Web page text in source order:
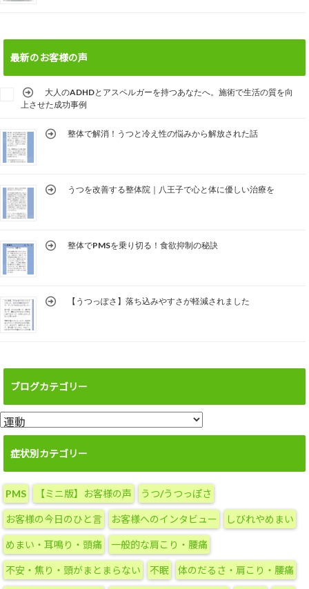
最新のお客様の声
大人のADHDとアスペルガーを持つあなたへ。施術で生活の質を向
上させた成功事例
整体で解消！うつと冷え性の悩みから解放された話
うつを改善する整体院｜八王子で心と体に優しい治療を
整体でPMSを乗り切る！食欲抑制の秘訣
【うつっぽさ】落ち込みやすさが軽減されました
ブログカテゴリー
ブ
ロ
カ
テ
ゴ
リ
ー
症状別カテゴリー
PMS 【ミニ版】お客様の声 うつ/うつっぽさ
お客様の今日のひと言 お客様へのインタビュー しびれやめまい
めまい・耳鳴り・頭痛 一般的な肩こり・腰痛
不安・焦り・頭がまとまらない 不眠 体のだるさ・肩こり・腰痛